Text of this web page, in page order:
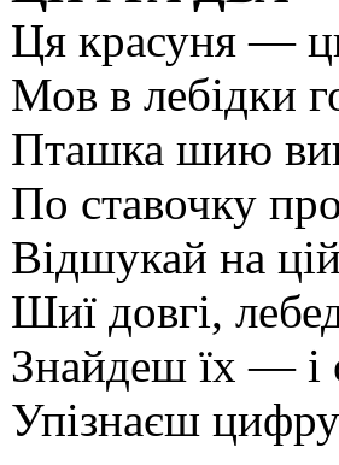
Ця красуня —
Мов в лебідки
Пташка шию
По ставочку
Відшукай на
Шиї довгі,
Знайдеш їх —
Упізнаєш